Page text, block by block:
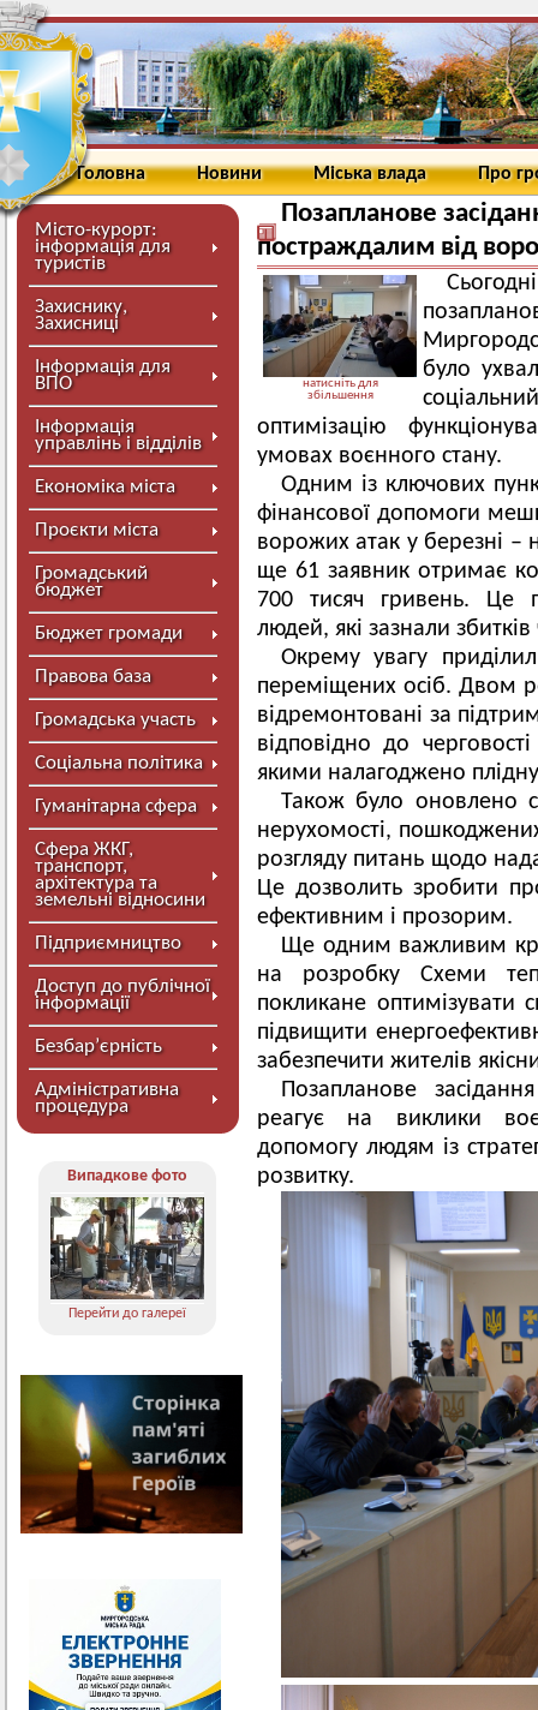
Головна Новини Міська влада Про
Місто-курорт:
інформація для
туристів
Захиснику,
Захисниці
Інформація для
ВПО
Інформація
управлінь і відділів
Економіка міста
Проєкти міста
Громадський
бюджет
Бюджет громади
Правова база
Громадська участь
Соціальна політика
Гуманітарна сфера
Сфера ЖКГ,
транспорт,
архітектура та
земельні відносини
Підприємництво
Доступ до публічної
інформації
Безбар’єрність
Адміністративна
процедура
Випадкове фото
Перейти до галереї
Позапланове
постраждалим від
натисніть для
збільшення
було
оптимізацію
умовах воєнного стану.
Одним із ключових
фінансової допомоги
ворожих атак у березні –
ще 61 заявник отримає
700 тисяч гривень. Це
людей, які зазнали
Окрему увагу
переміщених осіб. Двом
відремонтовані за
відповідно до
якими налагоджено
Також було оновлено
нерухомості,
розгляду питань щодо
Це дозволить зробити
ефективним і прозорим.
Ще одним важливим
на розробку Схеми
покликане оптимізувати
підвищити
забезпечити жителів
Позапланове
реагує на виклики
допомогу людям із
розвитку.